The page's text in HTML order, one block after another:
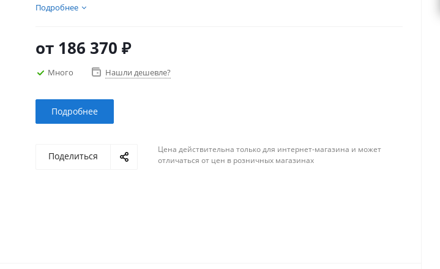
дымохода, выбрать и купить дымоход из керамики Schiedel UNI с дымоходными
Подробнее
от 186 370 ₽
Много Нашли дешевле?
Подробнее
Поделиться
Цена действительна только для интернет-магазина и может
отличаться от цен в розничных магазинах